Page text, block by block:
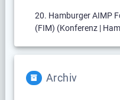
20. Hamburger AIMP
(FIM) (Konferenz |
Archiv